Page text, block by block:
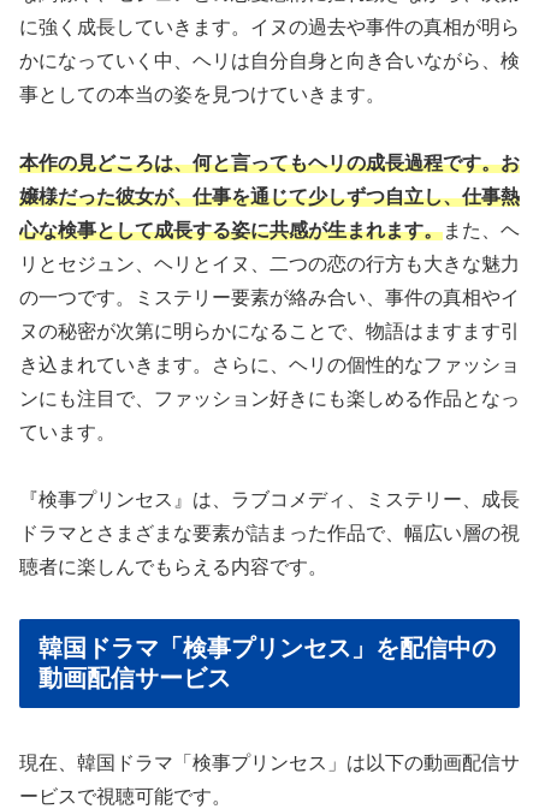
に強く成長していきます。イヌの過去や事件の真相が明ら
かになっていく中、ヘリは自分自身と向き合いながら、検
事としての本当の姿を見つけていきます。
本作の見どころは、何と言ってもヘリの成長過程です。お
嬢様だった彼女が、仕事を通じて少しずつ自立し、仕事熱
心な検事として成長する姿に共感が生まれます。また、ヘ
リとセジュン、ヘリとイヌ、二つの恋の行方も大きな魅力
の一つです。ミステリー要素が絡み合い、事件の真相やイ
ヌの秘密が次第に明らかになることで、物語はますます引
き込まれていきます。さらに、ヘリの個性的なファッショ
ンにも注目で、ファッション好きにも楽しめる作品となっ
ています。
『検事プリンセス』は、ラブコメディ、ミステリー、成長
ドラマとさまざまな要素が詰まった作品で、幅広い層の視
聴者に楽しんでもらえる内容です。
韓国ドラマ「検事プリンセス」を配信中の
動画配信サービス
現在、韓国ドラマ「検事プリンセス」は以下の動画配信サ
ービスで視聴可能です。